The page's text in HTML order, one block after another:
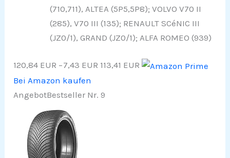
(710,711), ALTEA (5P5,5P8); VOLVO V70 II
(285), V70 III (135); RENAULT SCéNIC III
(JZ0/1), GRAND (JZ0/1); ALFA ROMEO (939)
120,84 EUR −7,43 EUR 113,41 EUR
Bei Amazon kaufen
AngebotBestseller Nr. 9